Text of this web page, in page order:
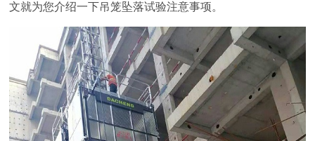
文就为您介绍一下吊笼坠落试验注意事项。